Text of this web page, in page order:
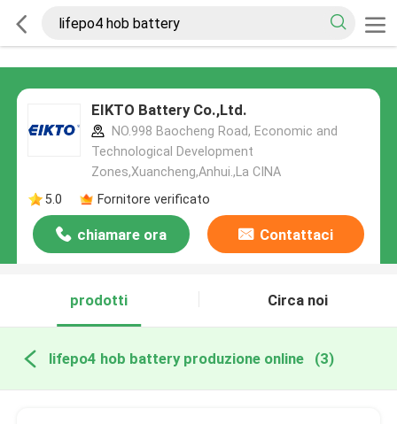
EIKTO Battery Co.,Ltd.
NO.998 Baocheng Road, Economic and
Technological Development
Zones,Xuancheng,Anhui.,La CINA
5.0
Fornitore verificato
chiamare ora Contattaci
prodotti Circa noi
lifepo4 hob battery produzione online (3)